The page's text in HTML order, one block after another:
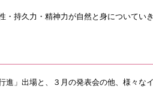
・持久力・精神力が自然と身についてい
進」出場と、３月の発表会の他、様々な